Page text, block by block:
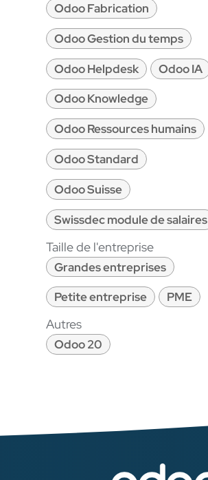
Odoo Fabrication
Odoo Gestion du temps
Odoo Helpdesk
Odoo IA
Odoo Knowledge
Odoo Ressources humains
Odoo Standard
Odoo Suisse
Swissdec module de salaires
Taille de l'entreprise
Grandes entreprises
Petite entreprise
PME
Autres
Odoo 20